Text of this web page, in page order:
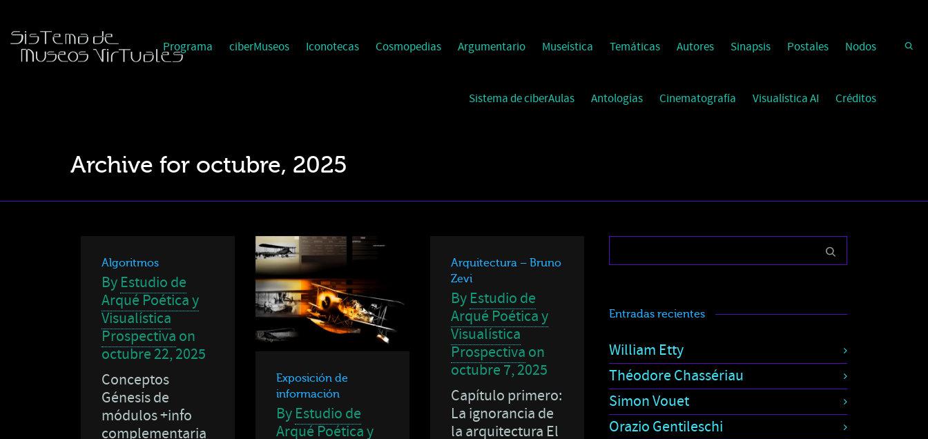
Programa ciberMuseos Iconotecas Cosmopedias Argumentario Museística Temáticas Autores Sinapsis Postales Nodos
Sistema de ciberAulas Antologías Cinematografía Visualística AI Créditos
Archive for octubre, 2025
Algoritmos
By Estudio de
Arqué Poética y
Visualística
Prospectiva on
octubre 22, 2025
Conceptos
Génesis de
módulos +info
complementaria
Exposición de
información
By Estudio de
Arqué Poética y
Arquitectura – Bruno
Zevi
By Estudio de
Arqué Poética y
Visualística
Prospectiva on
octubre 7, 2025
Capítulo primero:
La ignorancia de
la arquitectura El
Entradas recientes
William Etty
Théodore Chassériau
Simon Vouet
Orazio Gentileschi